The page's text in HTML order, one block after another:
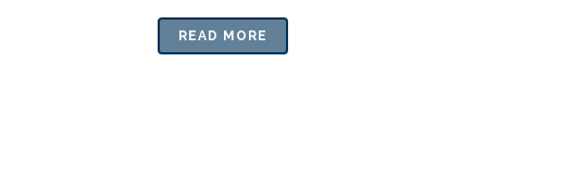
READ MORE